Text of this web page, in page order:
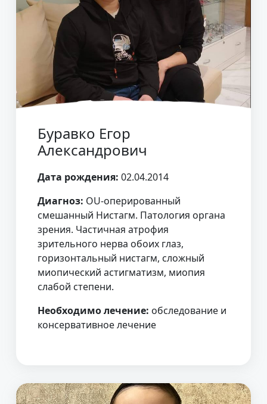
Буравко Егор
Александрович
Дата рождения: 02.04.2014
Диагноз: OU-оперированный
смешанный Нистагм. Патология органа
зрения. Частичная атрофия
зрительного нерва обоих глаз,
горизонтальный нистагм, сложный
миопический астигматизм, миопия
слабой степени.
Необходимо лечение: обследование и
консервативное лечение